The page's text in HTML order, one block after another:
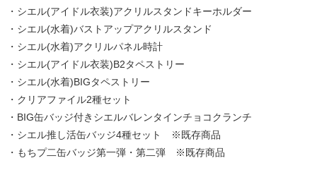
・シエル(アイドル衣装)アクリルスタンドキーホルダー
・シエル(水着)バストアップアクリルスタンド
・シエル(水着)アクリルパネル時計
・シエル(アイドル衣装)B2タペストリー
・シエル(水着)BIGタペストリー
・クリアファイル2種セット
・BIG缶バッジ付きシエルバレンタインチョコクランチ
・シエル推し活缶バッジ4種セット ※既存商品
・もちプ二缶バッジ第一弾・第二弾 ※既存商品